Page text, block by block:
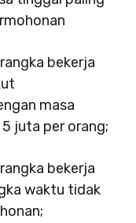
bekerja
masa
juta per orang;
bekerja
waktu tidak